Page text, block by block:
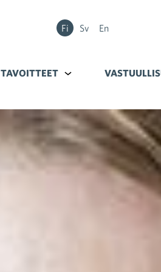
Fi Sv En
TAVOITTEET Alavalikko kohteelle